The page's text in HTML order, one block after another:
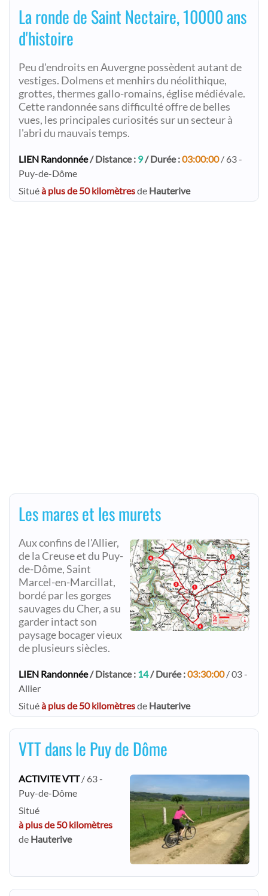
La ronde de Saint Nectaire, 10000 ans
d'histoire
Peu d'endroits en Auvergne possèdent autant de
vestiges. Dolmens et menhirs du néolithique,
grottes, thermes gallo-romains, église médiévale.
Cette randonnée sans difficulté offre de belles
vues, les principales curiosités sur un secteur à
l'abri du mauvais temps.
LIEN Randonnée/ Distance : 9/ Durée :03:00:00/ 63 -
Puy-de-Dôme
Situéà plus de 50 kilomètresde Hauterive
Les mares et les murets
Aux confins de l'Allier,
de la Creuse et du Puy-
de-Dôme, Saint
Marcel-en-Marcillat,
bordé par les gorges
sauvages du Cher, a su
garder intact son
paysage bocager vieux
de plusieurs siècles.​
LIEN Randonnée/ Distance : 14/ Durée :03:30:00/ 03 -
Allier
Situéà plus de 50 kilomètresde Hauterive
VTT dans le Puy de Dôme
ACTIVITE VTT/ 63 -
Puy-de-Dôme
Situé
à plus de 50 kilomètres
de Hauterive